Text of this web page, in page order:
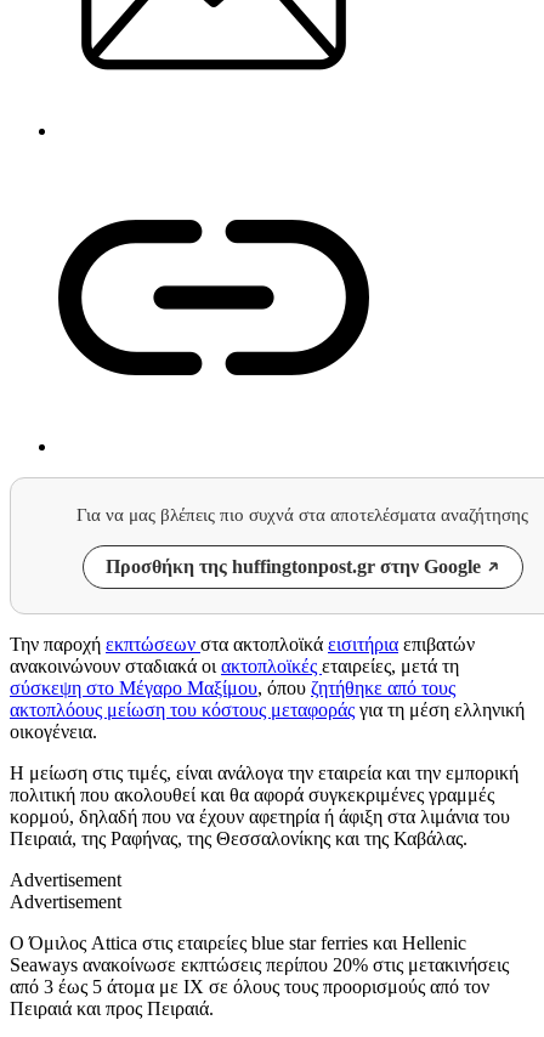
Για να μας βλέπεις πιο συχνά στα αποτελέσματα αναζήτησης
Προσθήκη της huffingtonpost.gr στην Google
Την παροχή εκπτώσεων στα ακτοπλοϊκά εισιτήρια επιβατών
ανακοινώνουν σταδιακά οι ακτοπλοϊκές εταιρείες, μετά τη
σύσκεψη στο Μέγαρο Μαξίμου, όπου ζητήθηκε από τους
ακτοπλόους μείωση του κόστους μεταφοράς για τη μέση ελληνική
οικογένεια.
Η μείωση στις τιμές, είναι ανάλογα την εταιρεία και την εμπορική
πολιτική που ακολουθεί και θα αφορά συγκεκριμένες γραμμές
κορμού, δηλαδή που να έχουν αφετηρία ή άφιξη στα λιμάνια του
Πειραιά, της Ραφήνας, της Θεσσαλονίκης και της Καβάλας.
Advertisement
Advertisement
Ο Όμιλος Attica στις εταιρείες blue star ferries και Hellenic
Seaways ανακοίνωσε εκπτώσεις περίπου 20% στις μετακινήσεις
από 3 έως 5 άτομα με ΙΧ σε όλους τους προορισμούς από τον
Πειραιά και προς Πειραιά.